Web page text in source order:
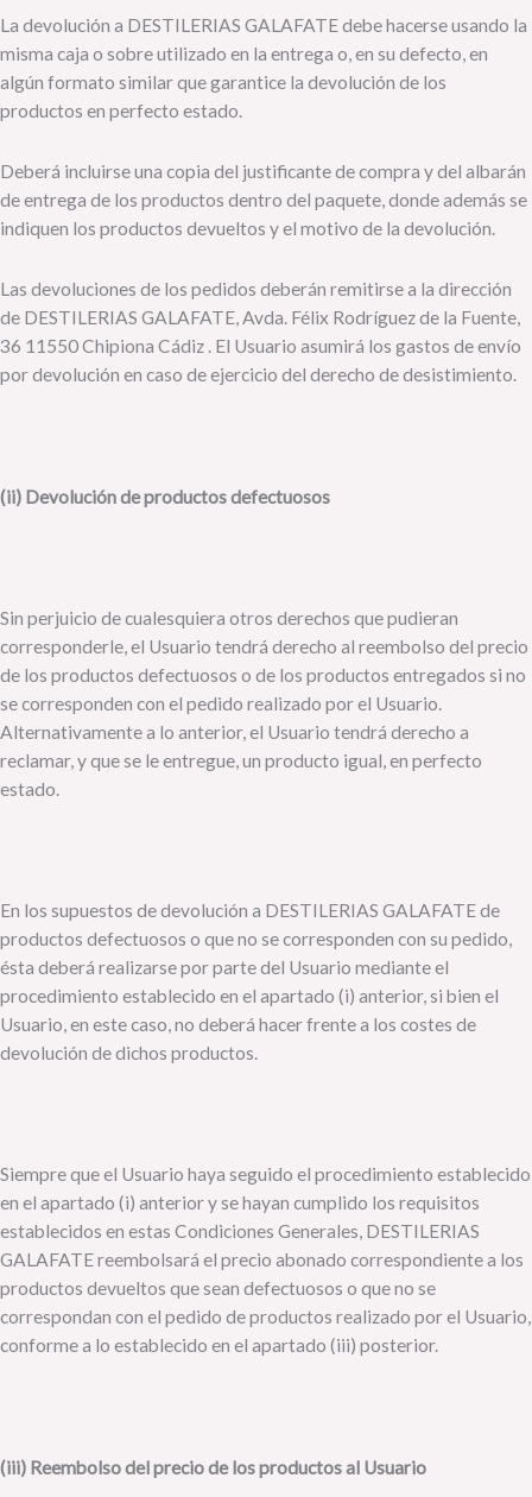
La devolución a DESTILERIAS GALAFATE debe hacerse usando la
misma caja o sobre utilizado en la entrega o, en su defecto, en
algún formato similar que garantice la devolución de los
productos en perfecto estado.
Deberá incluirse una copia del justificante de compra y del albarán
de entrega de los productos dentro del paquete, donde además se
indiquen los productos devueltos y el motivo de la devolución.
Las devoluciones de los pedidos deberán remitirse a la dirección
de DESTILERIAS GALAFATE, Avda. Félix Rodríguez de la Fuente,
36 11550 Chipiona Cádiz . El Usuario asumirá los gastos de envío
por devolución en caso de ejercicio del derecho de desistimiento.
(ii) Devolución de productos defectuosos
Sin perjuicio de cualesquiera otros derechos que pudieran
corresponderle, el Usuario tendrá derecho al reembolso del precio
de los productos defectuosos o de los productos entregados si no
se corresponden con el pedido realizado por el Usuario.
Alternativamente a lo anterior, el Usuario tendrá derecho a
reclamar, y que se le entregue, un producto igual, en perfecto
estado.
En los supuestos de devolución a DESTILERIAS GALAFATE de
productos defectuosos o que no se corresponden con su pedido,
ésta deberá realizarse por parte del Usuario mediante el
procedimiento establecido en el apartado (i) anterior, si bien el
Usuario, en este caso, no deberá hacer frente a los costes de
devolución de dichos productos.
Siempre que el Usuario haya seguido el procedimiento establecido
en el apartado (i) anterior y se hayan cumplido los requisitos
establecidos en estas Condiciones Generales, DESTILERIAS
GALAFATE reembolsará el precio abonado correspondiente a los
productos devueltos que sean defectuosos o que no se
correspondan con el pedido de productos realizado por el Usuario,
conforme a lo establecido en el apartado (iii) posterior.
(iii) Reembolso del precio de los productos al Usuario